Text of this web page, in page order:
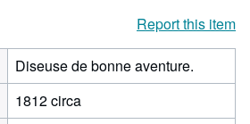
Report this item
Diseuse de bonne aventure.
1812 circa